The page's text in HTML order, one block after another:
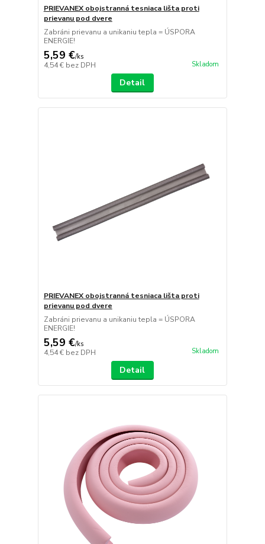
PRIEVANEX obojstranná tesniaca lišta proti
prievanu pod dvere
Zabráni prievanu a unikaniu tepla = ÚSPORA
ENERGIE!
5,59 €/ks
4,54 € bez DPH Skladom
Detail
PRIEVANEX obojstranná tesniaca lišta proti
prievanu pod dvere
Zabráni prievanu a unikaniu tepla = ÚSPORA
ENERGIE!
5,59 €/ks
4,54 € bez DPH Skladom
Detail